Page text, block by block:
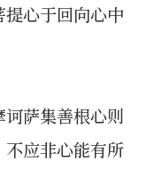
心于回向心中
萨集善根心则
应非心能有所